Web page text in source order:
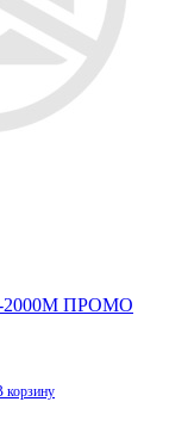
2000М ПРОМО
корзину